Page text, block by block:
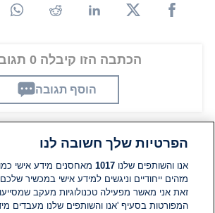
הכתבה הזו קיבלה 0 תגובות
הוסף תגובה
תגובות
אין עדיין תגובות. היה הראשון להגיב
הפרטיות שלך חשובה לנו
אנו והשותפים שלנו1017 מאחסנים מידע אישי כמו
מזהים ייחודיים וניגשים למידע אישי במכשיר
זאת אני מאשר מפעילה טכנולוגיות מעקב
המפורטות בסעיף 'אנו והשותפים שלנו מעבדים